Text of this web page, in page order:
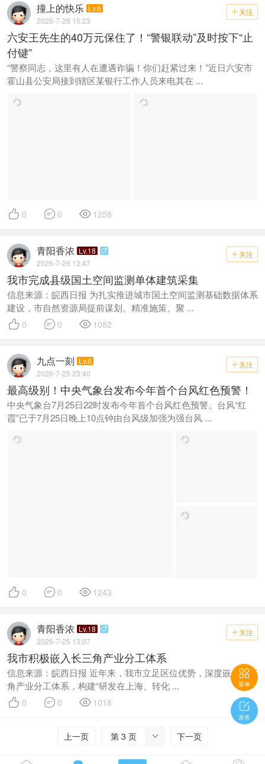
 关注
撞上的快乐 Lv.6
2026-7-26 15:23
六安王先生的40万元保住了！“警银联动”及时按下“止
付键”
“警察同志，这里有人在遭遇诈骗！你们赶紧过来！”近日六安市
霍山县公安局接到辖区某银行工作人员来电其在 ...
 0  0  1258
 关注
青阳香浓 Lv.18 
2026-7-26 12:47
我市完成县级国土空间监测单体建筑采集
信息来源：皖西日报 为扎实推进城市国土空间监测基础数据体系
建设，市自然资源局提前谋划、精准施策、聚 ...
 0  0  1082
 关注
九点一刻 Lv.6
2026-7-25 23:40
最高级别！中央气象台发布今年首个台风红色预警！
中央气象台7月25日22时发布今年首个台风红色预警。台风“红
霞”已于7月25日晚上10点钟由台风级加强为强台风 ...
 0  0  1243
 关注
青阳香浓 Lv.18 
2026-7-25 13:07
我市积极嵌入长三角产业分工体系
信息来源：皖西日报 近年来，我市立足区位优势，深度嵌入长三
角产业分工体系，构建“研发在上海、转化 ...
 0  0  1018
上一页 
第 3 页 下一页

菜单

发布